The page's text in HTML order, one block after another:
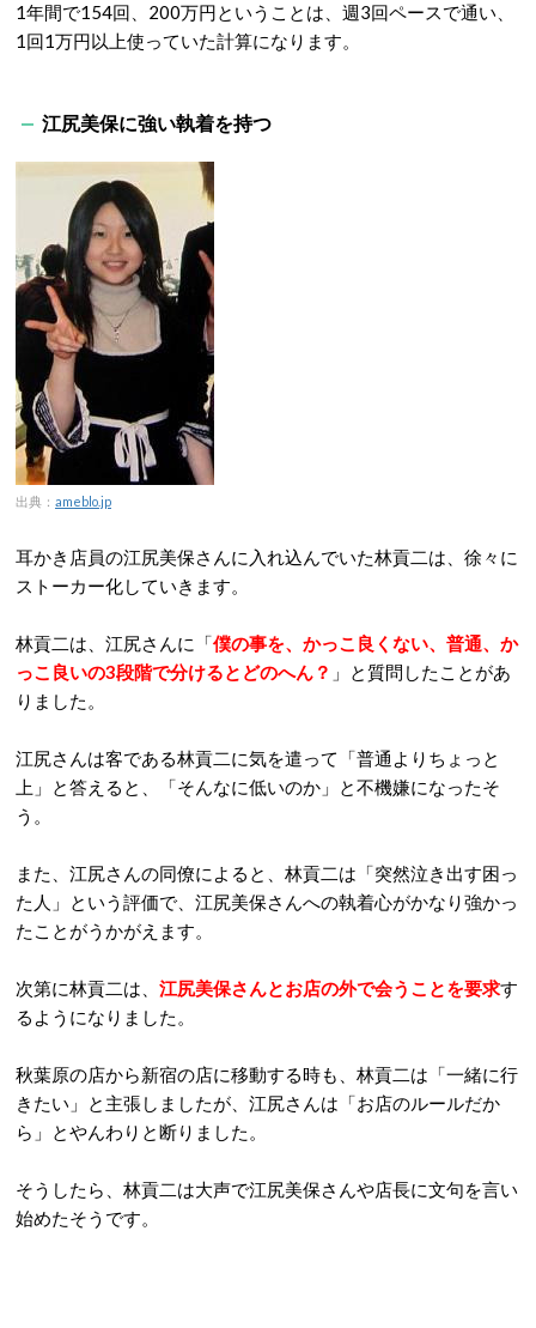
1年間で154回、200万円ということは、週3回ペースで通い、
1回1万円以上使っていた計算になります。
江尻美保に強い執着を持つ
出典： ameblo.jp
耳かき店員の江尻美保さんに入れ込んでいた林貢二は、徐々に
ストーカー化していきます。
林貢二は、江尻さんに「僕の事を、かっこ良くない、普通、か
っこ良いの3段階で分けるとどのへん？ 」と質問したことがあ
りました。
江尻さんは客である林貢二に気を遣って「普通よりちょっと
上」と答えると、「そんなに低いのか」と不機嫌になったそ
う。
また、江尻さんの同僚によると、林貢二は「突然泣き出す困っ
た人」という評価で、江尻美保さんへの執着心がかなり強かっ
たことがうかがえます。
次第に林貢二は、 江尻美保さんとお店の外で会うことを要求す
るようになりました。
秋葉原の店から新宿の店に移動する時も、林貢二は「一緒に行
きたい」と主張しましたが、江尻さんは「お店のルールだか
ら」とやんわりと断りました。
そうしたら、林貢二は大声で江尻美保さんや店長に文句を言い
始めたそうです。